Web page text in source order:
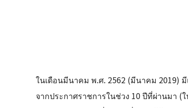
ในเดือนมีนาคม พ.ศ. 2562 (มีนาคม 2019)
จากประกาศราชการในช่วง 10 ปีที่ผ่านมา